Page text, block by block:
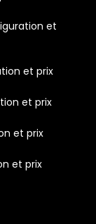
et
et prix
et prix
et prix
et prix